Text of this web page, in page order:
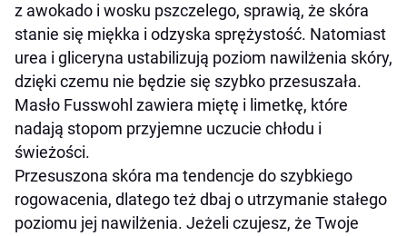
z awokado i wosku pszczelego, sprawią, że skóra
stanie się miękka i odzyska sprężystość. Natomiast
urea i gliceryna ustabilizują poziom nawilżenia skóry,
dzięki czemu nie będzie się szybko przesuszała.
Masło Fusswohl zawiera miętę i limetkę, które
nadają stopom przyjemne uczucie chłodu i
świeżości.
Przesuszona skóra ma tendencje do szybkiego
rogowacenia, dlatego też dbaj o utrzymanie stałego
poziomu jej nawilżenia. Jeżeli czujesz, że Twoje